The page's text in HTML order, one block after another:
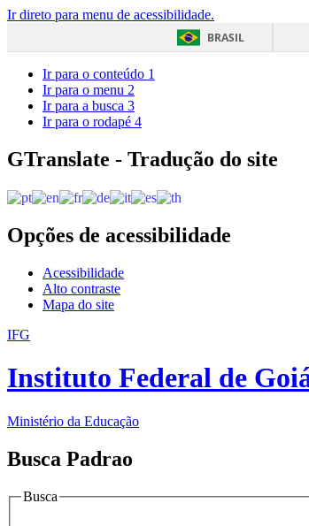
Ir direto para menu de acessibilidade.
BRASIL
Ir para o conteúdo 1
Ir para o menu 2
Ir para a busca 3
Ir para o rodapé 4
GTranslate - Tradução do site
Opções de acessibilidade
Acessibilidade
Alto contraste
Mapa do site
IFG
Instituto Federal de
Ministério da Educação
Busca Padrao
Busca